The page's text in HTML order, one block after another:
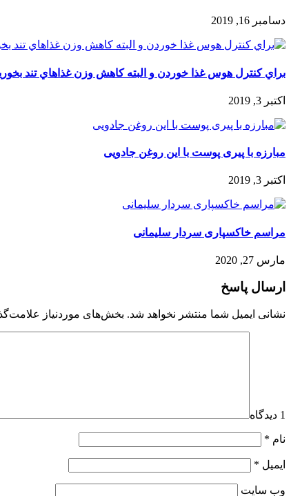
دسامبر 16, 2019
براي کنترل هوس غذا خوردن و البته کاهش وزن غذاهاي تند
اکتبر 3, 2019
مبارزه با پیری پوست با این روغن جادویی
اکتبر 3, 2019
مراسم خاکسپاری سردار سلیمانی
مارس 27, 2020
ارسال پاسخ
نشانی ایمیل شما منتشر نخواهد شد. بخش‌های موردنیاز
1 دیدگاه
نام *
ایمیل *
وب‌ سایت